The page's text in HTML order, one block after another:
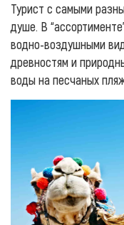
Турист с самыми
душе. В
водно-воздушными
древностям и
воды на песчаных